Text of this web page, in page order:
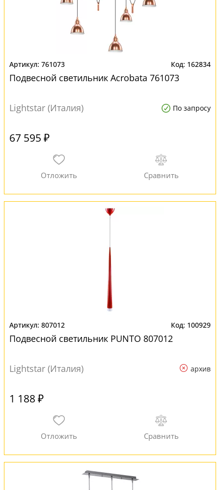
761073 162834
Подвесной светильник Acrobata 761073
Lightstar (Италия) По запросу
67 595 ₽
807012 100929
Подвесной светильник PUNTO 807012
Lightstar (Италия) архив
1 188 ₽